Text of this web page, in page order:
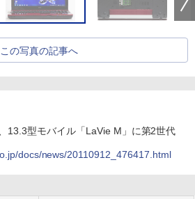
この写真の記事へ
13.3型モバイル「LaVie M」に第2世代
docs/news/20110912_476417.html